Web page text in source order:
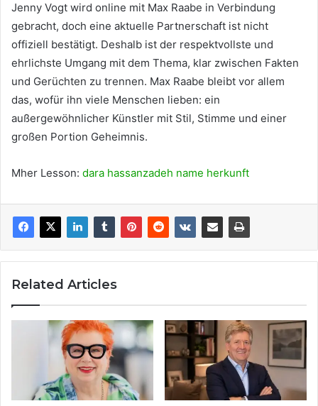
Jenny Vogt wird online mit Max Raabe in Verbindung
gebracht, doch eine aktuelle Partnerschaft ist nicht
offiziell bestätigt. Deshalb ist der respektvollste und
ehrlichste Umgang mit dem Thema, klar zwischen Fakten
und Gerüchten zu trennen. Max Raabe bleibt vor allem
das, wofür ihn viele Menschen lieben: ein
außergewöhnlicher Künstler mit Stil, Stimme und einer
großen Portion Geheimnis.
Mher Lesson: dara hassanzadeh name herkunft
Related Articles